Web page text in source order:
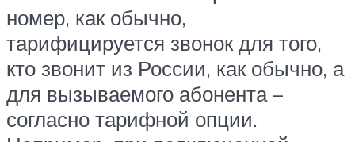
номер, как обычно,
тарифицируется звонок для того,
кто звонит из России, как обычно, а
для вызываемого абонента –
согласно тарифной опции.